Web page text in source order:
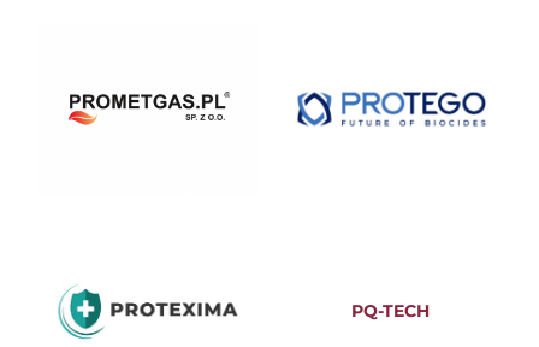
PQ-TECH